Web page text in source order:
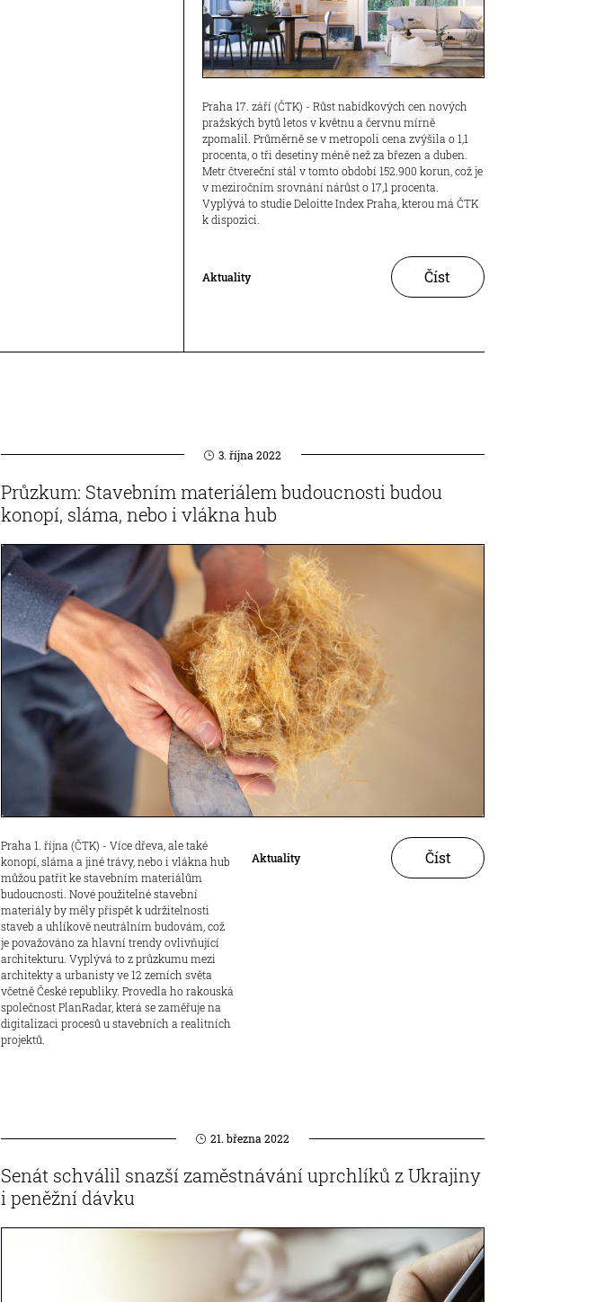
Praha 17. září (ČTK) - Růst nabídkových cen nových
pražských bytů letos v květnu a červnu mírně
zpomalil. Průměrně se v metropoli cena zvýšila o 1,1
procenta, o tři desetiny méně než za březen a duben.
Metr čtvereční stál v tomto období 152.900 korun, což je
v meziročním srovnání nárůst o 17,1 procenta.
Vyplývá to studie Deloitte Index Praha, kterou má ČTK
k dispozici.
Aktuality Číst
3. října 2022
Průzkum: Stavebním materiálem budoucnosti budou
konopí, sláma, nebo i vlákna hub
Praha 1. října (ČTK) - Více dřeva, ale také
konopí, sláma a jiné trávy, nebo i vlákna hub
můžou patřit ke stavebním materiálům
budoucnosti. Nové použitelné stavební
materiály by měly přispět k udržitelnosti
staveb a uhlíkově neutrálním budovám, což
je považováno za hlavní trendy ovlivňující
architekturu. Vyplývá to z průzkumu mezi
architekty a urbanisty ve 12 zemích světa
včetně České republiky. Provedla ho rakouská
společnost PlanRadar, která se zaměřuje na
digitalizaci procesů u stavebních a realitních
projektů.
Aktuality Číst
21. března 2022
Senát schválil snazší zaměstnávání uprchlíků z Ukrajiny
i peněžní dávku